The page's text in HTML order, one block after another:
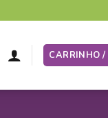
CARRINHO /